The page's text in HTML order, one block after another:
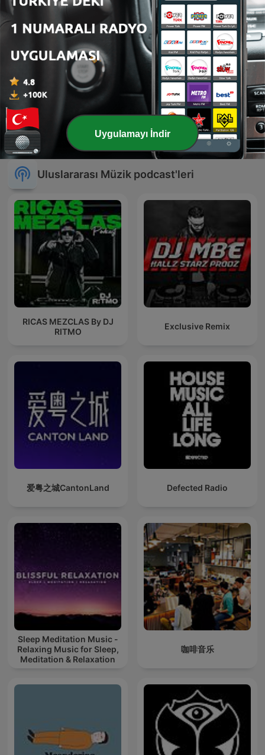
Dj Shinski New Mixes
REGGAE/LOVERSROCK
RIDDIMS
Uluslararası Müzik podcast'leri
RICAS MEZCLAS By DJ
RITMO
Exclusive Remix
爱粤之城CantonLand Defected Radio
Sleep Meditation Music -
Relaxing Music for Sleep,
Meditation & Relaxation
咖啡音乐
Uygulamayı İndir